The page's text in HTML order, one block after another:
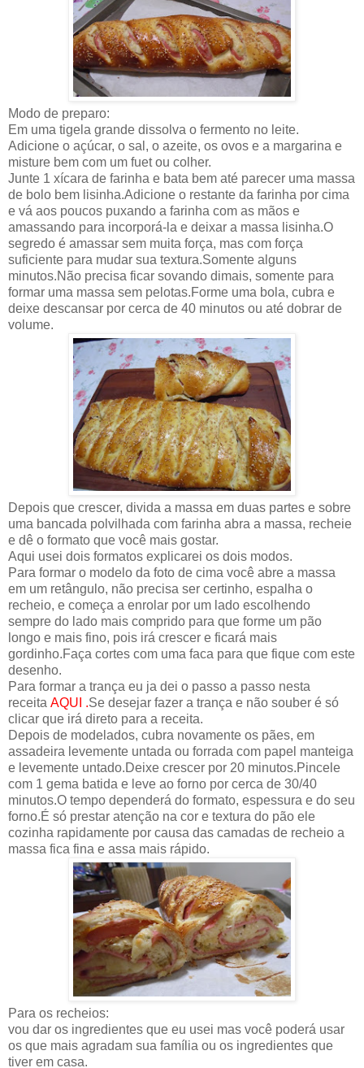
Modo de preparo:
Em uma tigela grande dissolva o fermento no leite.
Adicione o açúcar, o sal, o azeite, os ovos e a margarina e
misture bem com um fuet ou colher.
Junte 1 xícara de farinha e bata bem até parecer uma massa
de bolo bem lisinha.Adicione o restante da farinha por cima
e vá aos poucos puxando a farinha com as mãos e
amassando para incorporá-la e deixar a massa lisinha.O
segredo é amassar sem muita força, mas com força
suficiente para mudar sua textura.Somente alguns
minutos.Não precisa ficar sovando dimais, somente para
formar uma massa sem pelotas.Forme uma bola, cubra e
deixe descansar por cerca de 40 minutos ou até dobrar de
volume.
Depois que crescer, divida a massa em duas partes e sobre
uma bancada polvilhada com farinha abra a massa, recheie
e dê o formato que você mais gostar.
Aqui usei dois formatos explicarei os dois modos.
Para formar o modelo da foto de cima você abre a massa
em um retângulo, não precisa ser certinho, espalha o
recheio, e começa a enrolar por um lado escolhendo
sempre do lado mais comprido para que forme um pão
longo e mais fino, pois irá crescer e ficará mais
gordinho.Faça cortes com uma faca para que fique com este
desenho.
Para formar a trança eu ja dei o passo a passo nesta
receita AQUI .Se desejar fazer a trança e não souber é só
clicar que irá direto para a receita.
Depois de modelados, cubra novamente os pães, em
assadeira levemente untada ou forrada com papel manteiga
e levemente untado.Deixe crescer por 20 minutos.Pincele
com 1 gema batida e leve ao forno por cerca de 30/40
minutos.O tempo dependerá do formato, espessura e do seu
forno.É só prestar atenção na cor e textura do pão ele
cozinha rapidamente por causa das camadas de recheio a
massa fica fina e assa mais rápido.
Para os recheios:
vou dar os ingredientes que eu usei mas você poderá usar
os que mais agradam sua família ou os ingredientes que
tiver em casa.